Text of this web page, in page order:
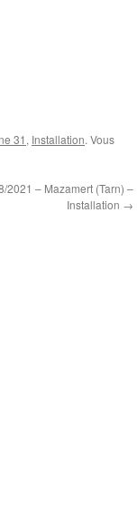
31 , Installation. Vous
2021 – Mazamert (Tarn) –
Installation →